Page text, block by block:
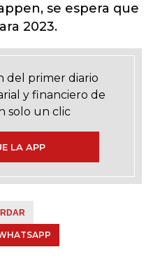
se espera que
2023.
del primer diario
y financiero de
solo un clic
LA APP